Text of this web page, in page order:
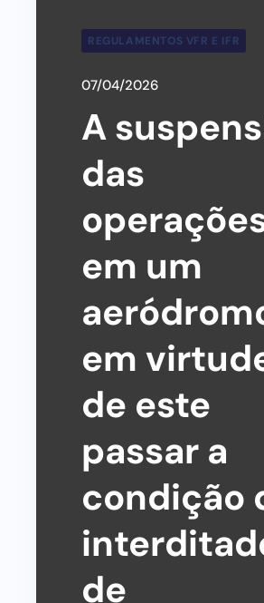
REGULAMENTOS VFR E IFR
07/04/2026
A
das
em um
em
de este
passar a
condição
de